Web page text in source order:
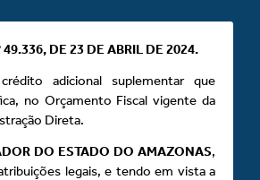
49.336, DE 23 DE ABRIL DE 2024.
crédito adicional suplementar que
no Orçamento Fiscal vigente da
Direta.
DO ESTADO DO AMAZONAS,
legais, e tendo em vista a